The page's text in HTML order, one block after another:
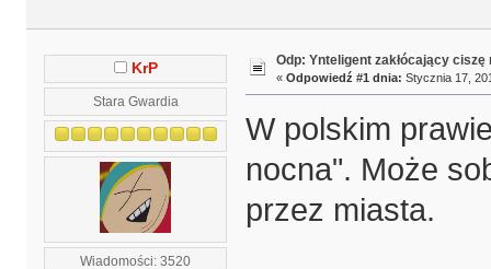
KrP
Stara Gwardia
Wiadomości: 3520
Odp: Ynteligent zakłócający ciszę
« Odpowiedź #1 dnia: Stycznia 17,
W polskim
nocna". Może
przez miasta.